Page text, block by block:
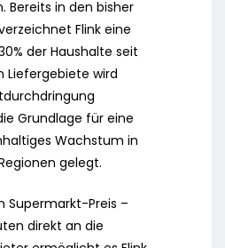
Bereits in den bisher
Flink eine
der Haushalte seit
Liefergebiete wird
Grundlage für eine
Wachstum in
gelegt.
Supermarkt-Preis –
direkt an die